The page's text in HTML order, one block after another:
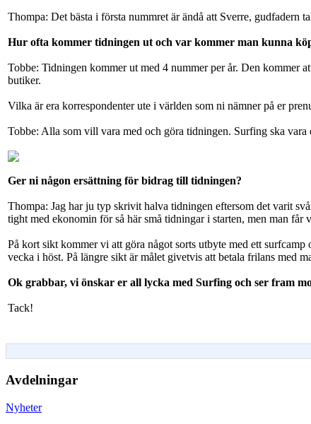
Thompa: Det bästa i första nummret är ändå att Sverre, gudfadern
Hur ofta kommer tidningen ut och var kommer man kunna
Tobbe: Tidningen kommer ut med 4 nummer per år. Den kommer
butiker.
Vilka är era korrespondenter ute i världen som ni nämner på er
Tobbe: Alla som vill vara med och göra tidningen. Surfing ska
Ger ni någon ersättning för bidrag till tidningen?
Thompa: Jag har ju typ skrivit halva tidningen eftersom det varit
tight med ekonomin för så här små tidningar i starten, men man
På kort sikt kommer vi att göra något sorts utbyte med ett
vecka i höst. På längre sikt är målet givetvis att betala frilans med
Ok grabbar, vi önskar er all lycka med Surfing och ser fram
Tack!
Avdelningar
Nyheter